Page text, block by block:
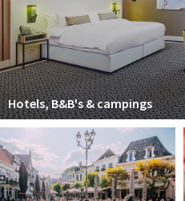
Hotels, B&B's & campings